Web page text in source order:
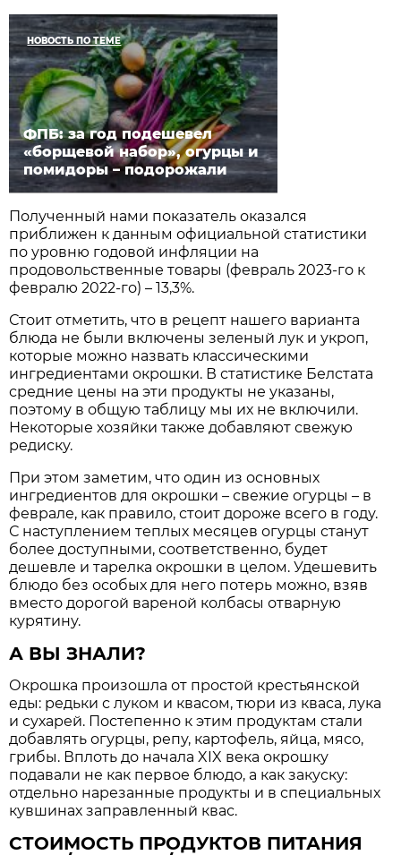
НОВОСТЬ ПО ТЕМЕ
ФПБ: за год подешевел
«борщевой набор», огурцы и
помидоры – подорожали
Полученный нами показатель оказался
приближен к данным официальной статистики
по уровню годовой инфляции на
продовольственные товары (февраль 2023-го к
февралю 2022-го) – 13,3%.
Стоит отметить, что в рецепт нашего варианта
блюда не были включены зеленый лук и укроп,
которые можно назвать классическими
ингредиентами окрошки. В статистике Белстата
средние цены на эти продукты не указаны,
поэтому в общую таблицу мы их не включили.
Некоторые хозяйки также добавляют свежую
редиску.
При этом заметим, что один из основных
ингредиентов для окрошки – свежие огурцы – в
феврале, как правило, стоит дороже всего в году.
С наступлением теплых месяцев огурцы станут
более доступными, соответственно, будет
дешевле и тарелка окрошки в целом. Удешевить
блюдо без особых для него потерь можно, взяв
вместо дорогой вареной колбасы отварную
курятину.
А ВЫ ЗНАЛИ?
Окрошка произошла от простой крестьянской
еды: редьки с луком и квасом, тюри из кваса, лука
и сухарей. Постепенно к этим продуктам стали
добавлять огурцы, репу, картофель, яйца, мясо,
грибы. Вплоть до начала XIX века окрошку
подавали не как первое блюдо, а как закуску:
отдельно нарезанные продукты и в специальных
кувшинах заправленный квас.
СТОИМОСТЬ ПРОДУКТОВ ПИТАНИЯ